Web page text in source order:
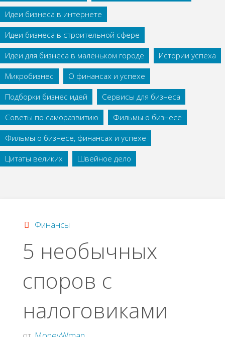
Идеи бизнеса в интернете
Идеи бизнеса в строительной сфере
Идеи для бизнеса в маленьком городе
Истории успеха
Микробизнес
О финансах и успехе
Подборки бизнес идей
Сервисы для бизнеса
Советы по саморазвитию
Фильмы о бизнесе
Фильмы о бизнесе, финансах и успехе
Цитаты великих
Швейное дело
Финансы
5 необычных
споров с
налоговиками